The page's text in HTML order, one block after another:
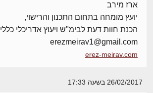
ארז מירב
יועץ מומחה בתחום התכנון והרישוי,
הכנת חוות דעת לבימ"ש ויעוץ אדריכלי כללי
erezmeirav1@gmail.com
erez-meirav.com
26/02/2017 בשעה 17:33